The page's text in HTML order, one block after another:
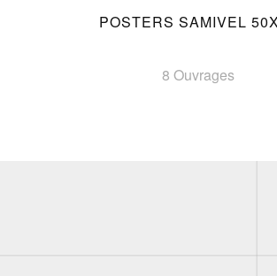
POSTERS SAMIVEL
8 Ouvrages